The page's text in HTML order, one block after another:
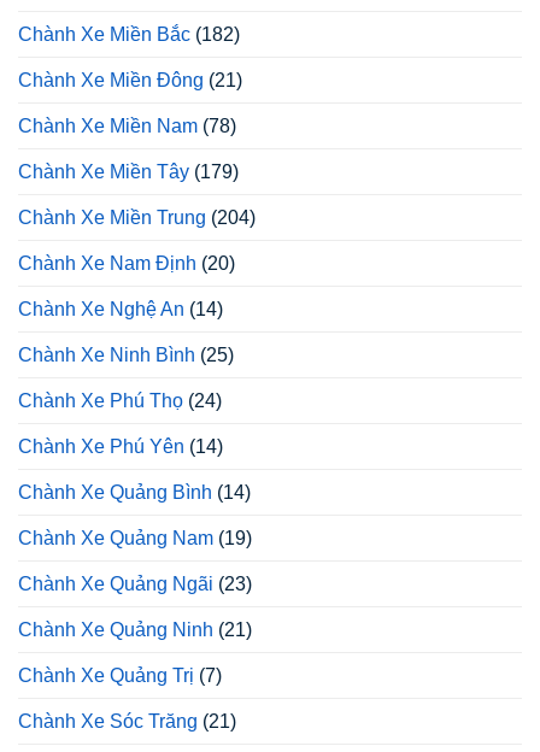
Chành Xe Miền Bắc (182)
Chành Xe Miền Đông (21)
Chành Xe Miền Nam (78)
Chành Xe Miền Tây (179)
Chành Xe Miền Trung (204)
Chành Xe Nam Định (20)
Chành Xe Nghệ An (14)
Chành Xe Ninh Bình (25)
Chành Xe Phú Thọ (24)
Chành Xe Phú Yên (14)
Chành Xe Quảng Bình (14)
Chành Xe Quảng Nam (19)
Chành Xe Quảng Ngãi (23)
Chành Xe Quảng Ninh (21)
Chành Xe Quảng Trị (7)
Chành Xe Sóc Trăng (21)